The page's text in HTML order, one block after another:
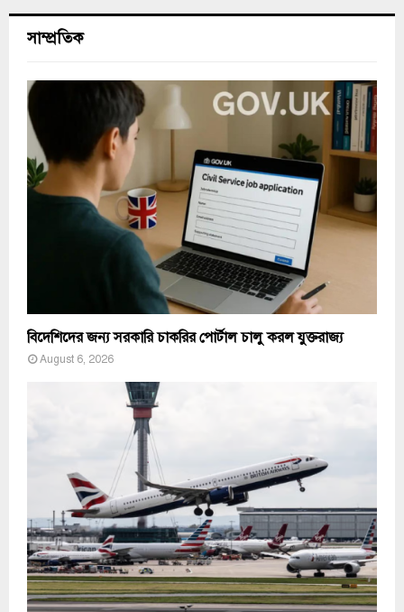
সাম্প্রতিক
বিদেশিদের জন্য সরকারি চাকরির পোর্টাল চালু করল যুক্তরাজ্য
August 6, 2026